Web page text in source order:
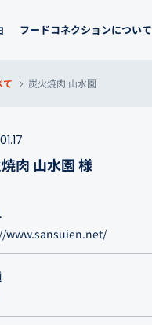
フードコネクションについて
て 炭火焼肉 山水園
肉 山水園 様
www.sansuien.net/